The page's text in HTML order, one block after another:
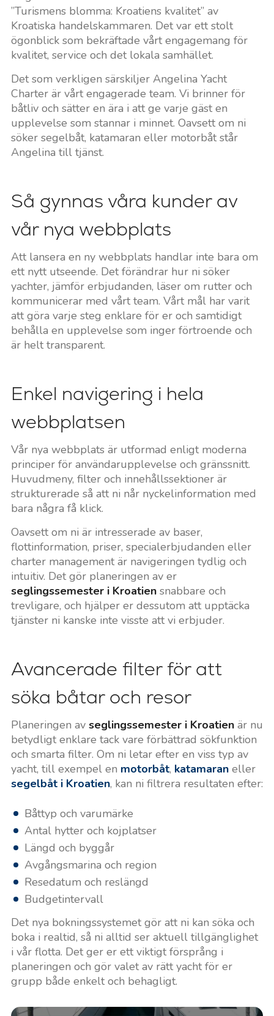
”Turismens blomma: Kroatiens kvalitet” av
Kroatiska handelskammaren. Det var ett stolt
ögonblick som bekräftade vårt engagemang för
kvalitet, service och det lokala samhället.
Det som verkligen särskiljer Angelina Yacht
Charter är vårt engagerade team. Vi brinner för
båtliv och sätter en ära i att ge varje gäst en
upplevelse som stannar i minnet. Oavsett om ni
söker segelbåt, katamaran eller motorbåt står
Angelina till tjänst.
Så gynnas våra kunder av
vår nya webbplats
Att lansera en ny webbplats handlar inte bara om
ett nytt utseende. Det förändrar hur ni söker
yachter, jämför erbjudanden, läser om rutter och
kommunicerar med vårt team. Vårt mål har varit
att göra varje steg enklare för er och samtidigt
behålla en upplevelse som inger förtroende och
är helt transparent.
Enkel navigering i hela
webbplatsen
Vår nya webbplats är utformad enligt moderna
principer för användarupplevelse och gränssnitt.
Huvudmeny, filter och innehållssektioner är
strukturerade så att ni når nyckelinformation med
bara några få klick.
Oavsett om ni är intresserade av baser,
flottinformation, priser, specialerbjudanden eller
charter management är navigeringen tydlig och
intuitiv. Det gör planeringen av er
seglingssemester i Kroatiensnabbare och
trevligare, och hjälper er dessutom att upptäcka
tjänster ni kanske inte visste att vi erbjuder.
Avancerade filter för att
söka båtar och resor
Planeringen av seglingssemester i Kroatienär nu
betydligt enklare tack vare förbättrad sökfunktion
och smarta filter. Om ni letar efter en viss typ av
yacht, till exempel en motorbåt, katamaraneller
segelbåt i Kroatien, kan ni filtrera resultaten efter:
Båttyp och varumärke
Antal hytter och kojplatser
Längd och byggår
Avgångsmarina och region
Resedatum och reslängd
Budgetintervall
Det nya bokningssystemet gör att ni kan söka och
boka i realtid, så ni alltid ser aktuell tillgänglighet
i vår flotta. Det ger er ett viktigt försprång i
planeringen och gör valet av rätt yacht för er
grupp både enkelt och behagligt.